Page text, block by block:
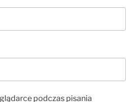
podczas pisania